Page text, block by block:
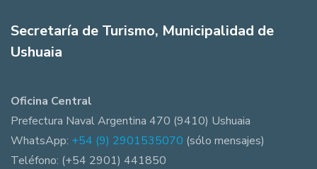
Secretaría de Turismo, Municipalidad de
Ushuaia
Oficina Central
Prefectura Naval Argentina 470 (9410) Ushuaia
WhatsApp: +54 (9) 2901535070 (sólo mensajes)
Teléfono: (+54 2901) 441850